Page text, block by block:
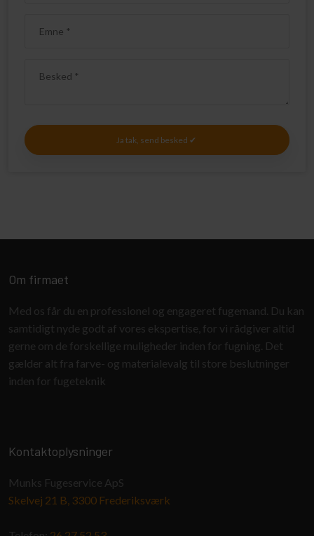
Om firmaet
Med os får du en professionel og engageret fugemand. Du kan
samtidigt nyde godt af vores ekspertise, for vi rådgiver altid
gerne om de forskellige muligheder inden for fugning. Det
gælder alt fra farve- og materialevalg til store beslutninger
inden for fugeteknik
Kontaktoplysninger
Munks Fugeservice ApS
Skelvej 21 B, 3300 Frederiksværk